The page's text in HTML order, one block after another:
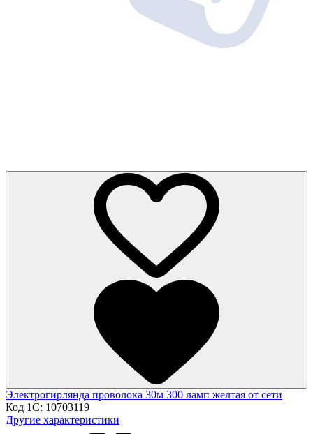
Электрогирлянда проволока 30м 300 ламп желтая от сети
Код 1С: 10703119
Другие характеристики